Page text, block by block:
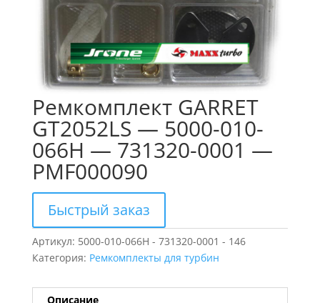
Ремкомплект GARRET
GT2052LS — 5000-010-
066H — 731320-0001 —
PMF000090
Быстрый заказ
Артикул: 5000-010-066H - 731320-0001 - 146
Категория: Ремкомплекты для турбин
Описание